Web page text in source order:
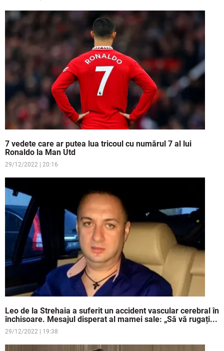
7 vedete care ar putea lua tricoul cu numărul 7 al lui
Ronaldo la Man Utd
29/12/2022 | 20:16
Leo de la Strehaia a suferit un accident vascular cerebral în
închisoare. Mesajul disperat al mamei sale: „Să vă rugați...
29/12/2022 | 19:38